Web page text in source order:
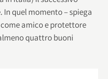
quel momento – spiega
come amico e protettore
quattro buoni